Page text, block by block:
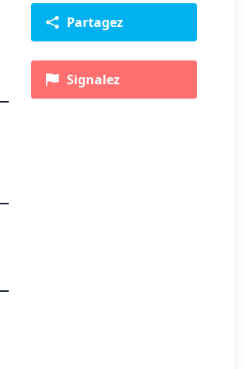
Partagez
Signalez